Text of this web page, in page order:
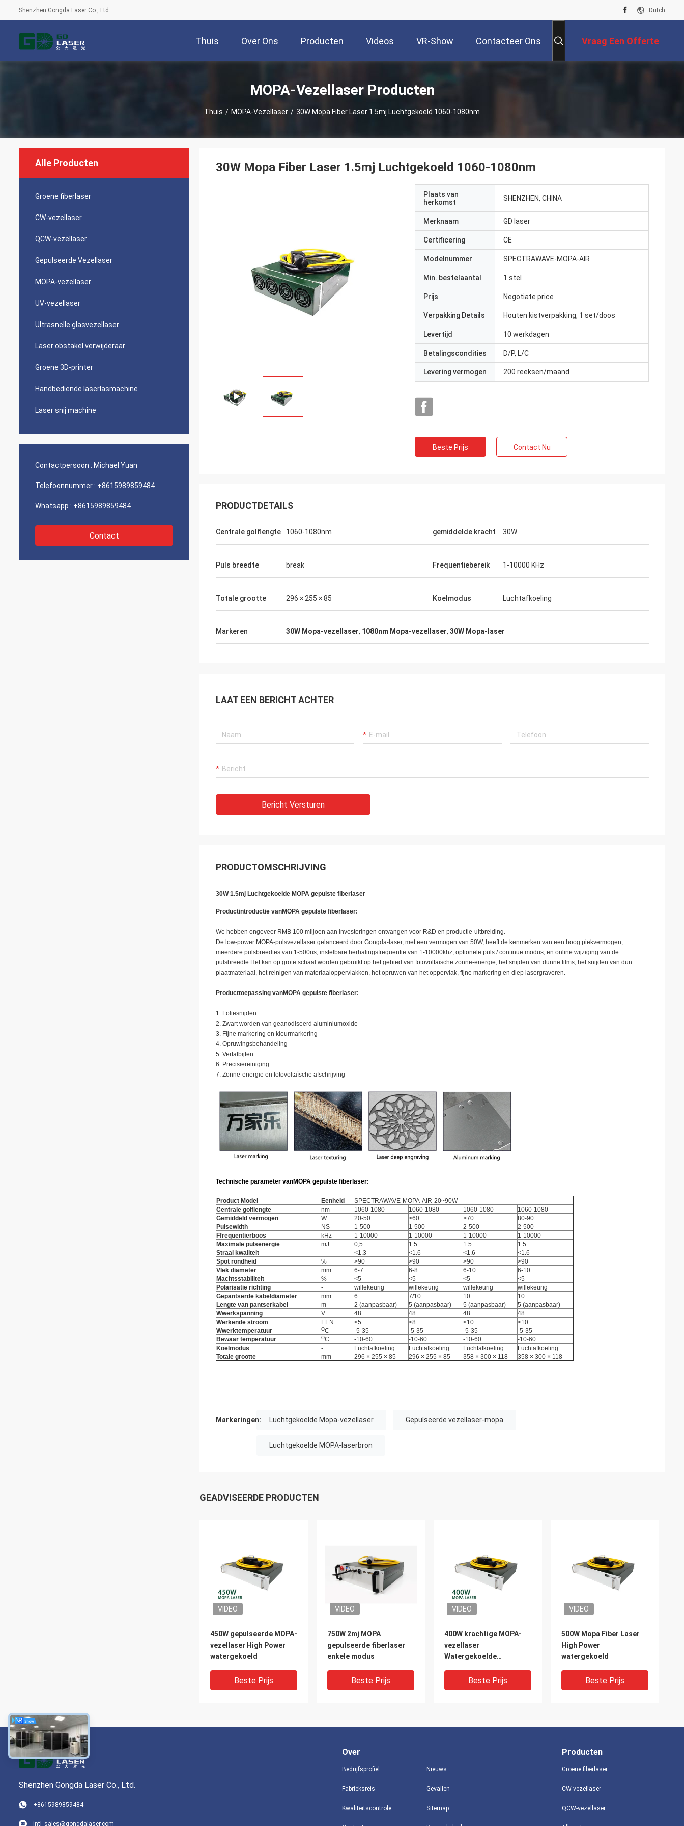
Shenzhen Gongda Laser Co., Ltd. Dutch
Thuis Over Ons Producten Videos VR-Show Contacteer Ons Vraag Een Offerte
MOPA-Vezellaser Producten
Thuis / MOPA-Vezellaser / 30W Mopa Fiber Laser 1.5mj Luchtgekoeld 1060-1080nm
Alle Producten
Groene fiberlaser
CW-vezellaser
QCW-vezellaser
Gepulseerde Vezellaser
MOPA-vezellaser
UV-vezellaser
Ultrasnelle glasvezellaser
Laser obstakel verwijderaar
Groene 3D-printer
Handbediende laserlasmachine
Laser snij machine
Contactpersoon : Michael Yuan
Telefoonnummer : +8615989859484
Whatsapp : +8615989859484
Contact
30W Mopa Fiber Laser 1.5mj Luchtgekoeld 1060-1080nm
Plaats van
herkomst
SHENZHEN, CHINA
Merknaam GD laser
Certificering CE
Modelnummer SPECTRAWAVE-MOPA-AIR
Min. bestelaantal 1 stel
Prijs Negotiate price
Verpakking Details Houten kistverpakking, 1 set/doos
Levertijd 10 werkdagen
Betalingscondities D/P, L/C
Levering vermogen 200 reeksen/maand
Beste Prijs Contact Nu
PRODUCTDETAILS
Centrale golflengte 1060-1080nm gemiddelde kracht 30W
Puls breedte break Frequentiebereik 1-10000 KHz
Totale grootte 296 × 255 × 85 Koelmodus Luchtafkoeling
Markeren 30W Mopa-vezellaser, 1080nm Mopa-vezellaser, 30W Mopa-laser
LAAT EEN BERICHT ACHTER
Bericht Versturen
PRODUCTOMSCHRIJVING
30W 1.5mj Luchtgekoelde MOPA gepulste fiberlaser
Productintroductie vanMOPA gepulste fiberlaser:
We hebben ongeveer RMB 100 miljoen aan investeringen ontvangen voor R&D en productie-uitbreiding.
De low-power MOPA-pulsvezellaser gelanceerd door Gongda-laser, met een vermogen van 50W, heeft de kenmerken van een hoog piekvermogen,
meerdere pulsbreedtes van 1-500ns, instelbare herhalingsfrequentie van 1-10000khz, optionele puls / continue modus, en online wijziging van de
pulsbreedte.Het kan op grote schaal worden gebruikt op het gebied van fotovoltaïsche zonne-energie, het snijden van dunne films, het snijden van dun
plaatmateriaal, het reinigen van materiaaloppervlakken, het opruwen van het oppervlak, fijne markering en diep lasergraveren.
Producttoepassing vanMOPA gepulste fiberlaser:
1. Foliesnijden
2. Zwart worden van geanodiseerd aluminiumoxide
3. Fijne markering en kleurmarkering
4. Opruwingsbehandeling
5. Verfafbijten
6. Precisiereiniging
7. Zonne-energie en fotovoltaïsche afschrijving
Technische parameter vanMOPA gepulste fiberlaser:
Product Model Eenheid
SPECTRAWAVE-MOPA-AIR-20~90W
Centrale golflengte
nm 1060-1080 1060-1080 1060-1080
1060-1080
Gemiddeld vermogen
W 20-50 >60 >70
80-90
Pulsewidth NS 1-500 1-500 2-500
2-500
Ffrequentierboos kHz 1-10000 1-10000 1-10000
1-10000
Maximale pulsenergie
mJ 0,5 1.5 1.5
1.5
Straal kwaliteit
- <1.3 <1.6 <1.6
<1.6
Spot rondheid
% >90 >90 >90
>90
Vlek diameter
mm 6-7 6-8 6-10
6-10
Machtsstabiliteit
% <5 <5 <5
<5
Polarisatie richting
- willekeurig willekeurig willekeurig
willekeurig
Gepantserde kabeldiameter
mm 6 7/10 10
10
Lengte van pantserkabel
m 2 (aanpasbaar) 5 (aanpasbaar) 5 (aanpasbaar)
5 (aanpasbaar)
Wwerkspanning V 48 48 48
48
Werkende stroom
EEN <5 <8 <10
<10
Wwerktemperatuur OC -5-35 -5-35 -5-35
-5-35
Bewaar temperatuur
OC -10-60 -10-60 -10-60
-10-60
Koelmodus
- Luchtafkoeling Luchtafkoeling Luchtafkoeling
Luchtafkoeling
Totale grootte
mm 296 × 255 × 85 296 × 255 × 85 358 × 300 × 118 358 × 300 × 118
Markeringen: Luchtgekoelde Mopa-vezellaser Gepulseerde vezellaser-mopa
Luchtgekoelde MOPA-laserbron
GEADVISEERDE PRODUCTEN
VIDEO
450W gepulseerde MOPA-
vezellaser High Power
watergekoeld
Beste Prijs
VIDEO
750W 2mj MOPA
gepulseerde fiberlaser
enkele modus
Beste Prijs
VIDEO
400W krachtige MOPA-
vezellaser
Watergekoelde
Beste Prijs
VIDEO
500W Mopa Fiber Laser
High Power
watergekoeld
Beste Prijs
200W 1.5mj gepulseerde de Vezellaser die van 120W Mopa Fiber Laser
Shenzhen Gongda Laser Co., Ltd.
+8615989859484
intl_sales@gongdalaser.com
Over
Bedrijfsprofiel
Fabrieksreis
Kwaliteitscontrole
Nieuws
Gevallen
Sitemap
Producten
Groene fiberlaser
CW-vezellaser
QCW-vezellaser